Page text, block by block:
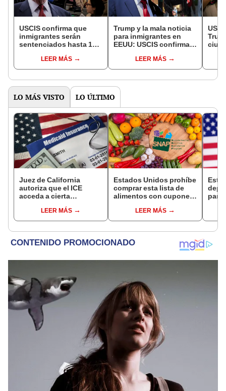
USCIS confirma que
inmigrantes serán
sentenciados hasta 10
deberán pagar multas si
cometen este grave
LEER MÁS
Trump y la mala noticia
para inmigrantes en
EEUU: USCIS confirma
ser detenidos y
deportados por este
LEER MÁS
LO MÁS VISTO LO ÚLTIMO
Juez de California
autoriza que el ICE
acceda a cierta
inmigrantes inscritos en
Medicaid
LEER MÁS
Estados Unidos prohíbe
comprar esta lista de
alimentos con cupones
desde 2026LEER MÁS
para
se